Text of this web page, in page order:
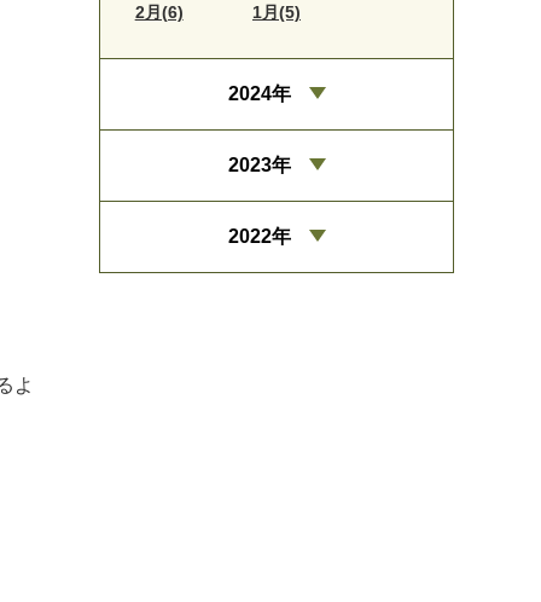
よ
2月(6) 1月(5)
2024年
2023年
2022年